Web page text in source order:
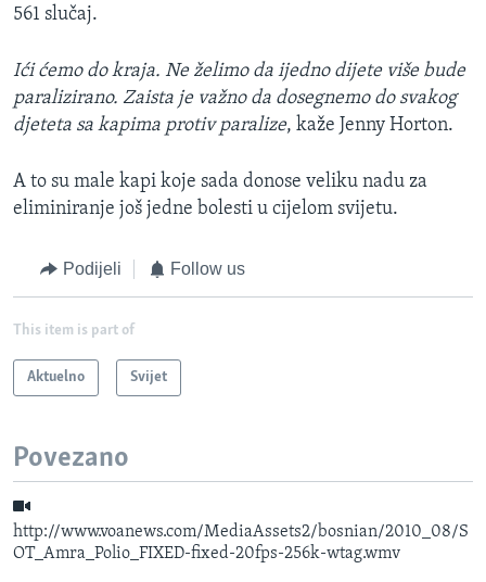
561 slučaj.
Ići ćemo do kraja. Ne želimo da ijedno dijete više bude
paralizirano. Zaista je važno da dosegnemo do svakog
djeteta sa kapima protiv paralize, kaže Jenny Horton.
A to su male kapi koje sada donose veliku nadu za
eliminiranje još jedne bolesti u cijelom svijetu.
Podijeli Follow us
This item is part of
Aktuelno Svijet
Povezano
http://www.voanews.com/MediaAssets2/bosnian/2010_08/S
OT_Amra_Polio_FIXED-fixed-20fps-256k-wtag.wmv